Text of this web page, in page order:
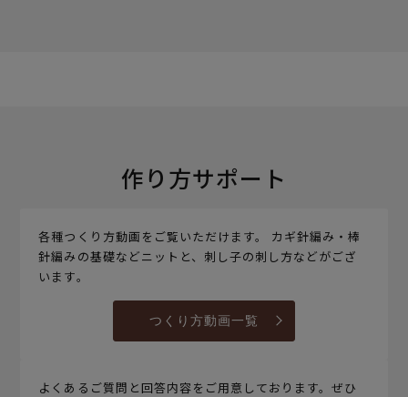
作り方サポート
各種つくり方動画をご覧いただけます。 カギ針編み・棒
針編みの基礎などニットと、刺し子の刺し方などがござ
います。
つくり方動画一覧
よくあるご質問と回答内容をご用意しております。ぜひ